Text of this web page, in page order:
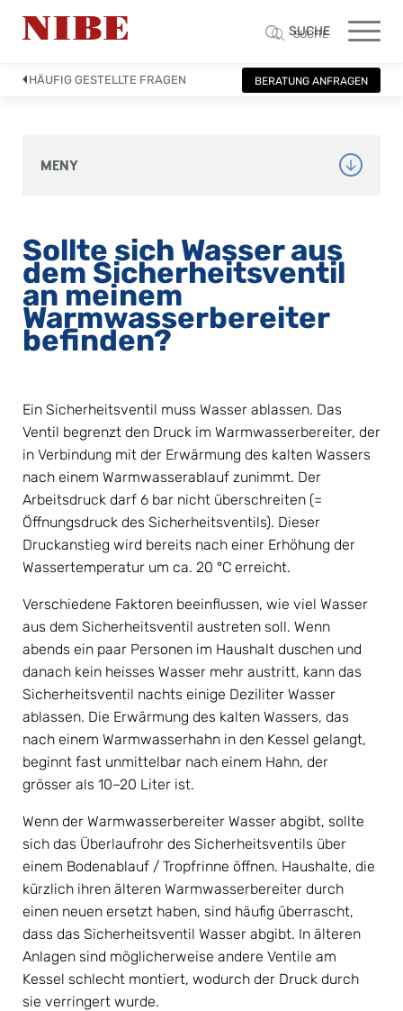
SUCHE
SUCHE
HÄUFIG GESTELLTE FRAGEN BERATUNG ANFRAGEN
MENY
Sollte sich Wasser aus
dem Sicherheitsventil
an meinem
Warmwasserbereiter
befinden?
Ein Sicherheitsventil muss Wasser ablassen. Das
Ventil begrenzt den Druck im Warmwasserbereiter, der
in Verbindung mit der Erwärmung des kalten Wassers
nach einem Warmwasserablauf zunimmt. Der
Arbeitsdruck darf 6 bar nicht überschreiten (=
Öffnungsdruck des Sicherheitsventils). Dieser
Druckanstieg wird bereits nach einer Erhöhung der
Wassertemperatur um ca. 20 °C erreicht.
Verschiedene Faktoren beeinflussen, wie viel Wasser
aus dem Sicherheitsventil austreten soll. Wenn
abends ein paar Personen im Haushalt duschen und
danach kein heisses Wasser mehr austritt, kann das
Sicherheitsventil nachts einige Deziliter Wasser
ablassen. Die Erwärmung des kalten Wassers, das
nach einem Warmwasserhahn in den Kessel gelangt,
beginnt fast unmittelbar nach einem Hahn, der
grösser als 10–20 Liter ist.
Wenn der Warmwasserbereiter Wasser abgibt, sollte
sich das Überlaufrohr des Sicherheitsventils über
einem Bodenablauf / Tropfrinne öffnen. Haushalte, die
kürzlich ihren älteren Warmwasserbereiter durch
einen neuen ersetzt haben, sind häufig überrascht,
dass das Sicherheitsventil Wasser abgibt. In älteren
Anlagen sind möglicherweise andere Ventile am
Kessel schlecht montiert, wodurch der Druck durch
sie verringert wurde.